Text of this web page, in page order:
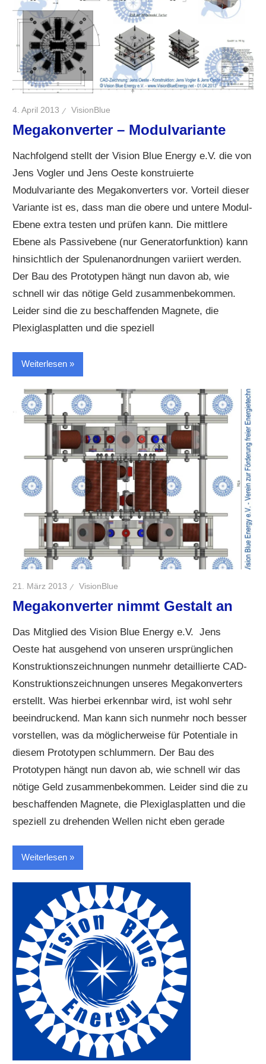
4. April 2013 VisionBlue
Megakonverter – Modulvariante
Nachfolgend stellt der Vision Blue Energy e.V. die von
Jens Vogler und Jens Oeste konstruierte
Modulvariante des Megakonverters vor. Vorteil dieser
Variante ist es, dass man die obere und untere Modul-
Ebene extra testen und prüfen kann. Die mittlere
Ebene als Passivebene (nur Generatorfunktion) kann
hinsichtlich der Spulenanordnungen variiert werden.
Der Bau des Prototypen hängt nun davon ab, wie
schnell wir das nötige Geld zusammenbekommen.
Leider sind die zu beschaffenden Magnete, die
Plexiglasplatten und die speziell
Weiterlesen
21. März 2013 VisionBlue
Megakonverter nimmt Gestalt an
Das Mitglied des Vision Blue Energy e.V. Jens
Oeste hat ausgehend von unseren ursprünglichen
Konstruktionszeichnungen nunmehr detaillierte CAD-
Konstruktionszeichnungen unseres Megakonverters
erstellt. Was hierbei erkennbar wird, ist wohl sehr
beeindruckend. Man kann sich nunmehr noch besser
vorstellen, was da möglicherweise für Potentiale in
diesem Prototypen schlummern. Der Bau des
Prototypen hängt nun davon ab, wie schnell wir das
nötige Geld zusammenbekommen. Leider sind die zu
beschaffenden Magnete, die Plexiglasplatten und die
speziell zu drehenden Wellen nicht eben gerade
Weiterlesen